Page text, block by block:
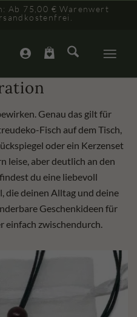
Ab 75,00 € Warenwert
Genau das gilt für
Fisch auf dem Tisch,
oder ein Kerzenset
leise, aber deutlich an den
du eine liebevoll
die deinen Alltag und deine
Geschenkideen für
einfach zwischendurch.